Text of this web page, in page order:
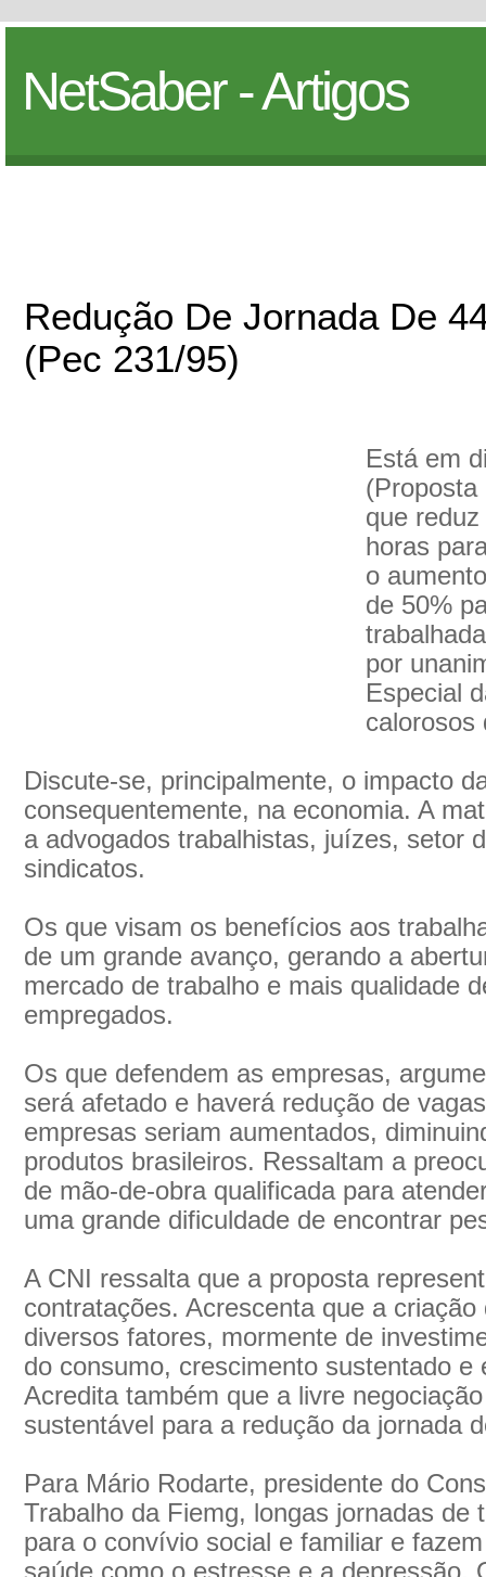
NetSaber - Artigos
Redução De Jornada De
(Pec 231/95)
Está em
(Proposta
que
horas
o
de 50%
por
Especial
calorosos
Discute-se, principalmente, o impacto
consequentemente, na economia. A
a advogados trabalhistas, juízes, setor
sindicatos.
Os que visam os benefícios aos
de um grande avanço, gerando a
mercado de trabalho e mais qualidade
empregados.
Os que defendem as empresas,
será afetado e haverá redução de
empresas seriam aumentados,
produtos brasileiros. Ressaltam a
de mão-de-obra qualificada para
uma grande dificuldade de encontrar
A CNI ressalta que a proposta
contratações. Acrescenta que a
diversos fatores, mormente de
do consumo, crescimento sustentado e
Acredita também que a livre
sustentável para a redução da jornada
Para Mário Rodarte, presidente do
Trabalho da Fiemg, longas jornadas de
para o convívio social e familiar e